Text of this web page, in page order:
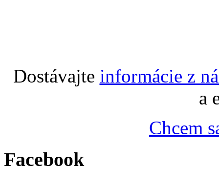
Dostávajte informácie z
a
Chcem
Facebook